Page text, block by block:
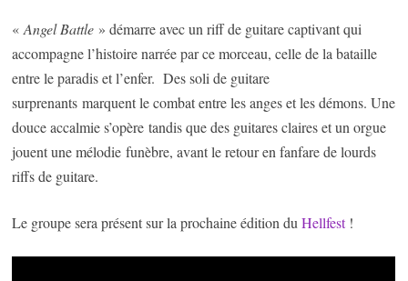
«Angel Battle » démarre avec un riff de guitare captivant qui
accompagne l’histoire narrée par ce morceau, celle de la bataille
entre le paradis et l’enfer. Des soli de guitare
surprenants marquent le combat entre les anges et les démons. Une
douce accalmie s’opère tandis que des guitares claires et un orgue
jouent une mélodie funèbre, avant le retour en fanfare de lourds
riffs de guitare.
Le groupe sera présent sur la prochaine édition duHellfest!